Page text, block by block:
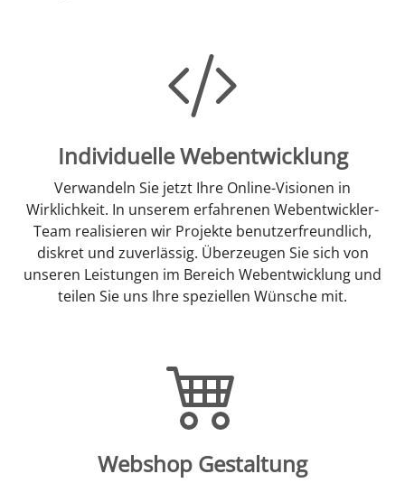
Individuelle Webentwicklung
Verwandeln Sie jetzt Ihre Online-Visionen in
Wirklichkeit. In unserem erfahrenen Webentwickler-
Team realisieren wir Projekte benutzerfreundlich,
diskret und zuverlässig. Überzeugen Sie sich von
unseren Leistungen im Bereich Webentwicklung und
teilen Sie uns Ihre speziellen Wünsche mit.
Webshop Gestaltung